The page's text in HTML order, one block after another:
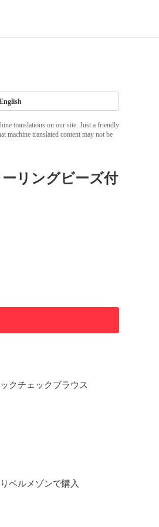
translations on our site. Just a friendly
machine translated content may not be
リングビーズ付
クチェックブラウス
ベルメゾンで購入